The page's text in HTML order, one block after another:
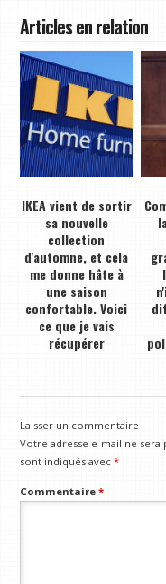
Articles en relation
IKEA vient de sortir
sa nouvelle
collection
d'automne, et cela
me donne hâte à
une saison
confortable. Voici
ce que je vais
récupérer
Laisser un commentaire
Votre adresse e-mail ne sera
sont indiqués avec*
Commentaire*